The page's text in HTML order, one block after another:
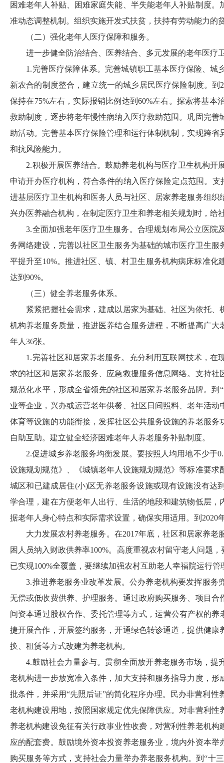
困难老年人补贴、困难家庭失能、半失能老年人补贴制度
准动态调整机制。组织实施开发式扶贫，扶持有劳动能力
（二）强化老年人医疗保障和服务。
进一步健全防治结合、医养结合、多元发展的老年医疗
1.完善医疗保障体系。完善城镇职工基本医疗保险、
新农合的制度整合，建立统一的城乡居民医疗保险制度。到
保持在75%左右，实际报销比例达到60%左右。探索将基本
救助制度，逐步将老年慢性病纳入医疗救助范围。巩固完
助活动。完善基本医疗保险管理和运行体制机制，实现跨
和抗风险能力。
2.积极开展医养结合。鼓励养老机构与医疗卫生机构
申请开办医疗机构，符合条件的纳入医疗保险定点范围。
进基层医疗卫生机构和医务人员与社区、居家养老服务组
兴办医养融合机构，在制定医疗卫生和养老相关规划时，
3.全面加强老年医疗卫生服务。合理规划布局公立医
务网络建设，完善以社区卫生服务为基础的城市医疗卫生服
平提升至10%。推进社区、镇、村卫生服务机构病床标准化
达到 90%。
（三）健全养老服务体系。
紧紧把握社会需求，建成以居家为基础、社区为依托
机构养老服务质量，推进医养结合服务进程，不断提高广
年人 36张。
1.完善社区和居家养老服务。充分利用互联网技术，
求的社区和居家养老服务、应急救援服务信息网络。支持
规范化水平，形成全省领先的社区和居家养老服务品牌。到
业等企业，兴办或运营老年供餐、社区日间照料、老年活
体育等设施的功能衔接，发挥社区公共服务设施的养老服
自助互助。建立健全经济困难老年人养老服务补贴制度。
2.促进城乡养老服务均衡发展。要按照人均用地不少于
设施规划规范》、《城镇老年人设施规划规范》等标准要
城区和已建成居住(小)区无养老服务设施或现有设施没有达
学合理，建在方便老年人出行、生活的地段和建筑物低层
据老年人身心特点和实际需求设置，确保实用适用。到 2020
大力发展农村养老服务。在2017年底，社区和居家养老
困人员纳入财政供养率100%。高度重视农村留守老人问题
已实现100%全覆盖，要继续加强农村互助老人幸福院运行管
3.推进养老服务业改革发展。公办养老机构要发挥服务
无偿或低收费供养、护理服务。通过政府购买服务、项目
间资本通过股权合作、委托管理等方式，运营公有产权的
捷开展合作，开展签约服务，开通绿色转诊通道，提供健
换、租赁等方式改建为养老机构。
4.鼓励社会力量参与。贯彻全面放开养老服务市场，提
老机构进一步放宽准入条件，加大支持和服务指导力度，
批条件，并采用“先照后证”的简化程序办理。民办非营利
老机构建设用地，按照国家规定优先保障供应。对非营利
养老机构建设免征有关行政事业性收费，对营利性养老机
应的配套费。鼓励境外资本投资养老服务业，境内外资本
购买服务等方式，支持社会力量举办养老服务机构。到“十